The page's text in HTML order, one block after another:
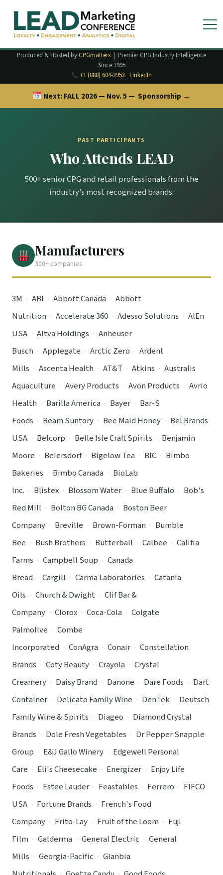
Produced & Hosted byCPGmatters | Premier CPG Industry Intelligence
Since 1995
+1 (888) 604-3953 LinkedIn
Next:FALL 2026 — Nov. 5 — Sponsorship →
PAST PARTICIPANTS
Who Attends LEAD
500+ senior CPG and retail professionals from the
industry’s most recognized brands.
Manufacturers
300+ companies
3M · ABI · Abbott Canada · Abbott
Nutrition · Accelerate 360 · Adesso Solutions · AlEn
USA · Altva Holdings · Anheuser
Busch · Applegate · Arctic Zero · Ardent
Mills · Ascenta Health · AT&T · Atkins · Australis
Aquaculture · Avery Products · Avon Products · Avrio
Health · Barilla America · Bayer · Bar-S
Foods · Beam Suntory · Bee Maid Honey · Bel Brands
USA · Belcorp · Belle Isle Craft Spirits · Benjamin
Moore · Beiersdorf · Bigelow Tea · BIC · Bimbo
Bakeries · Bimbo Canada · BioLab
Inc. · Blistex · Blossom Water · Blue Buffalo · Bob's
Red Mill · Bolton BG Canada · Boston Beer
Company · Breville · Brown-Forman · Bumble
Bee · Bush Brothers · Butterball · Calbee · Califia
Farms · Campbell Soup · Canada
Bread · Cargill · Carma Laboratories · Catania
Oils · Church & Dwight · Clif Bar &
Company · Clorox · Coca-Cola · Colgate
Palmolive · Combe
Incorporated · ConAgra · Conair · Constellation
Brands · Coty Beauty · Crayola · Crystal
Creamery · Daisy Brand · Danone · Dare Foods · Dart
Container · Delicato Family Wine · DenTek · Deutsch
Family Wine & Spirits · Diageo · Diamond Crystal
Brands · Dole Fresh Vegetables · Dr Pepper Snapple
Group · E&J Gallo Winery · Edgewell Personal
Care · Eli's Cheesecake · Energizer · Enjoy Life
Foods · Estee Lauder · Feastables · Ferrero · FIFCO
USA · Fortune Brands · French's Food
Company · Frito-Lay · Fruit of the Loom · Fuji
Film · Galderma · General Electric · General
Mills · Georgia-Pacific · Glanbia